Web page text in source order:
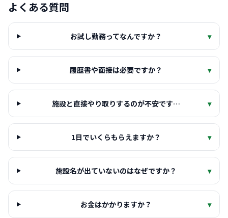
よくある質問
お試し勤務ってなんですか？ ▾
履歴書や面接は必要ですか？ ▾
施設と直接やり取りするのが不安です… ▾
1日でいくらもらえますか？ ▾
施設名が出ていないのはなぜですか？ ▾
お金はかかりますか？ ▾